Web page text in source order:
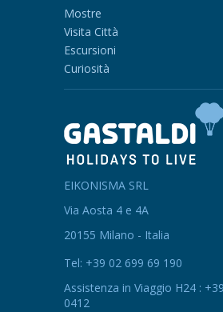
Mostre
Visita Città
Escursioni
Curiosità
EIKONISMA SRL
Via Aosta 4 e 4A
20155 Milano - Italia
Tel: +39 02 699 69 190
Assistenza in Viaggio H24 :
0412